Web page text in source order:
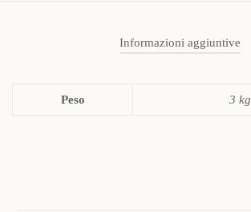
Informazioni aggiuntive
Peso 3 kg